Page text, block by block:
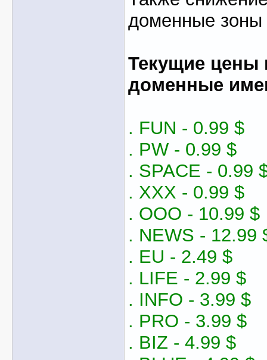
доменные зоны
Текущие цены
доменные
. FUN - 0.99 $
. PW - 0.99 $
. SPACE - 0.99
. XXX - 0.99 $
. OOO - 10.99 $
. NEWS - 12.99
. EU - 2.49 $
. LIFE - 2.99 $
. INFO - 3.99 $
. PRO - 3.99 $
. BIZ - 4.99 $